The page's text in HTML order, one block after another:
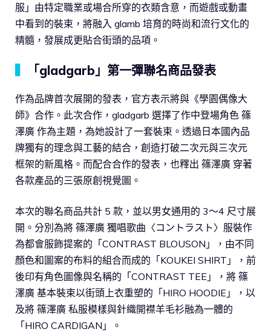
服」由特定職業或場合所穿的衣類含意，而遊戲或動畫
中看到的裝束，將融入 glamb 培育的時尚和流行文化的
精髓，發展成更貼合街頭的品項。
「gladgarb」第一彈聯名商品發表
作為品牌首次展開的發表，官方表示將與《學園偶像大
師》合作。此次合作，gladgarb 選擇了作中登場角色 篠
澤廣 作為主題，為她設計了一套裝束。透過日本國內品
牌獨有的理念與工藝的結合，創造打破二次元與三次元
框架的新風格。而配合合作的發表，也釋出 篠澤廣 穿著
各款產品的三張原創視覺圖。
本次的聯名商品共計 5 款，並以男女通用的 3～4 尺寸展
開。分別為將 篠澤廣 獨唱歌曲〈コントラスト〉服裝作
為都會服飾提案的「CONTRAST BLOUSON」，由不同
顏色和圖案的布料的組合而成的「KOUKEI SHIRT」，前
後印有角色圖像與名稱的「CONTRAST TEE」，將 篠
澤廣 基本裝束以街頭上衣重塑的「HIRO HOODIE」，以
及將 篠澤廣 私服模樣與針織開襟羊毛衫融為一體的
「HIRO CARDIGAN」。